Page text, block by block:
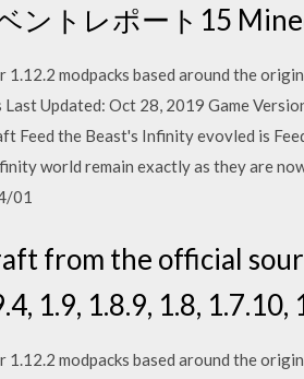
ントレポート15
modpacks based around the
Updated: Oct 28, 2019 Game
Feed the Beast's Infinity evovled is
world remain exactly as they are
01
from the official
1.9, 1.8.9, 1.8, 1.7.10,
modpacks based around the